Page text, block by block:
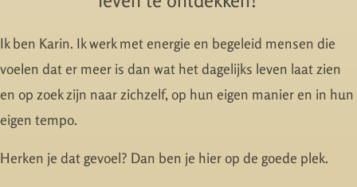
Ik ben Karin. Ik werk met energie en begeleid mensen die
voelen dat er meer is dan wat het dagelijks leven laat zien
en op zoek zijn naar zichzelf, op hun eigen manier en in hun
eigen tempo.
Herken je dat gevoel? Dan ben je hier op de goede plek.